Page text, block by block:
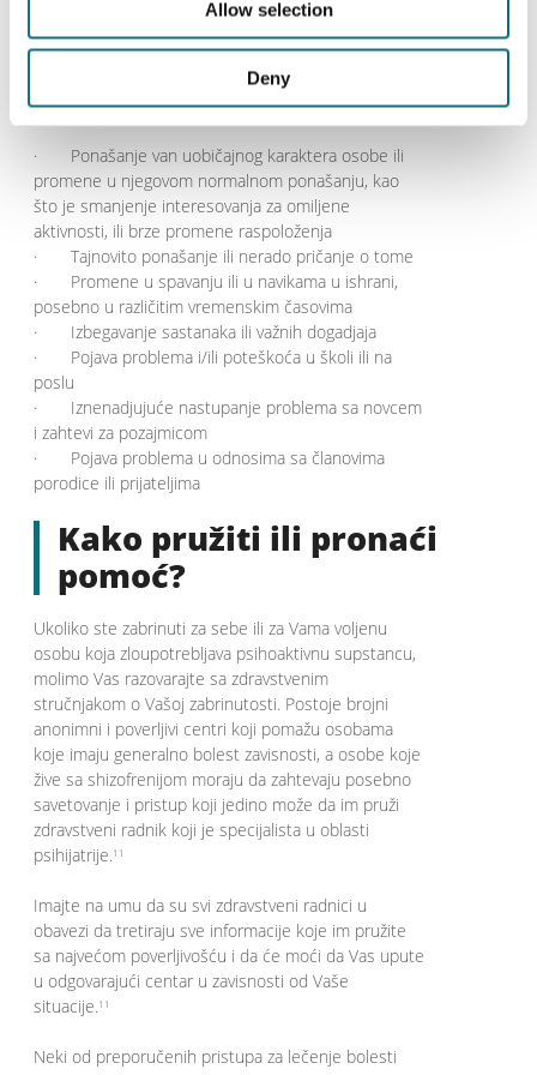
Allow selection
Deny
ponašanju i/ili koncentraciji.7.11
Neke stvari na koje je potrebno obratiti pažnju:
· Ponašanje van uobičajnog karaktera osobe ili
promene u njegovom normalnom ponašanju, kao
što je smanjenje interesovanja za omiljene
aktivnosti, ili brze promene raspoloženja
· Tajnovito ponašanje ili nerado pričanje o tome
· Promene u spavanju ili u navikama u ishrani,
posebno u različitim vremenskim časovima
· Izbegavanje sastanaka ili važnih dogadjaja
· Pojava problema i/ili poteškoća u školi ili na
poslu
· Iznenadjujuće nastupanje problema sa novcem
i zahtevi za pozajmicom
· Pojava problema u odnosima sa članovima
porodice ili prijateljima
Kako pružiti ili pronaći
pomoć?
Ukoliko ste zabrinuti za sebe ili za Vama voljenu
osobu koja zloupotrebljava psihoaktivnu supstancu,
molimo Vas razovarajte sa zdravstvenim
stručnjakom o Vašoj zabrinutosti. Postoje brojni
anonimni i poverljivi centri koji pomažu osobama
koje imaju generalno bolest zavisnosti, a osobe koje
žive sa shizofrenijom moraju da zahtevaju posebno
savetovanje i pristup koji jedino može da im pruži
zdravstveni radnik koji je specijalista u oblasti
psihijatrije.11
Imajte na umu da su svi zdravstveni radnici u
obavezi da tretiraju sve informacije koje im pružite
sa najvećom poverljivošću i da će moći da Vas upute
u odgovarajući centar u zavisnosti od Vaše
situacije.11
Neki od preporučenih pristupa za lečenje bolesti